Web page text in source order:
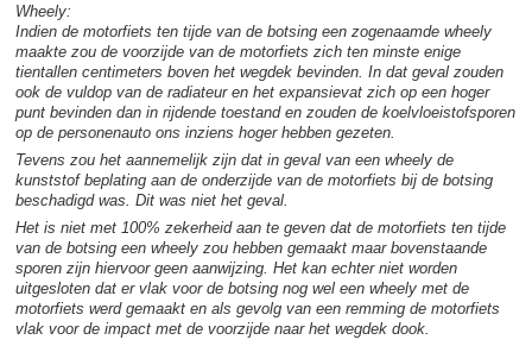
Wheely:
Indien de motorfiets ten tijde van de botsing een zogenaamde wheely
maakte zou de voorzijde van de motorfiets zich ten minste enige
tientallen centimeters boven het wegdek bevinden. In dat geval zouden
ook de vuldop van de radiateur en het expansievat zich op een hoger
punt bevinden dan in rijdende toestand en zouden de koelvloeistofsporen
op de personenauto ons inziens hoger hebben gezeten.
Tevens zou het aannemelijk zijn dat in geval van een wheely de
kunststof beplating aan de onderzijde van de motorfiets bij de botsing
beschadigd was. Dit was niet het geval.
Het is niet met 100% zekerheid aan te geven dat de motorfiets ten tijde
van de botsing een wheely zou hebben gemaakt maar bovenstaande
sporen zijn hiervoor geen aanwijzing. Het kan echter niet worden
uitgesloten dat er vlak voor de botsing nog wel een wheely met de
motorfiets werd gemaakt en als gevolg van een remming de motorfiets
vlak voor de impact met de voorzijde naar het wegdek dook.